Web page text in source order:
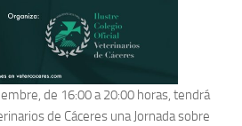
de 16:00 a 20:00 horas, tendrá
de Cáceres una Jornada sobre